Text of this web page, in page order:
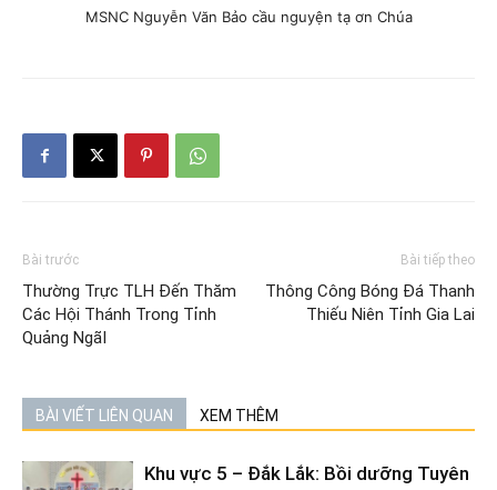
MSNC Nguyễn Văn Bảo cầu nguyện tạ ơn Chúa
Bài trước
Thường Trực TLH Đến Thăm
Các Hội Thánh Trong Tỉnh
Quảng NgãI
Bài tiếp theo
Thông Công Bóng Đá Thanh
Thiếu Niên Tỉnh Gia Lai
BÀI VIẾT LIÊN QUAN XEM THÊM
Khu vực 5 – Đắk Lắk: Bồi dưỡng Tuyên